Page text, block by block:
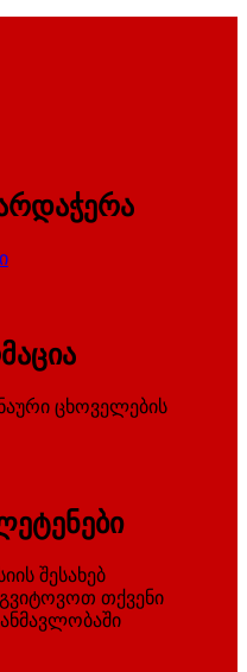
ცხოველების
შესახებ
თქვენი